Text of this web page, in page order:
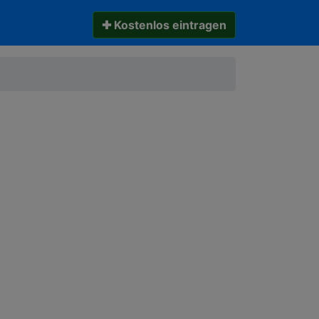
✚ Kostenlos eintragen